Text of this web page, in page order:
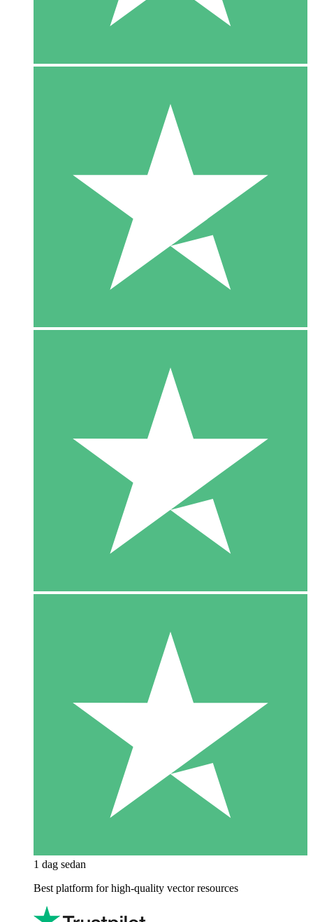
1 dag sedan
Best platform for high-quality vector resources